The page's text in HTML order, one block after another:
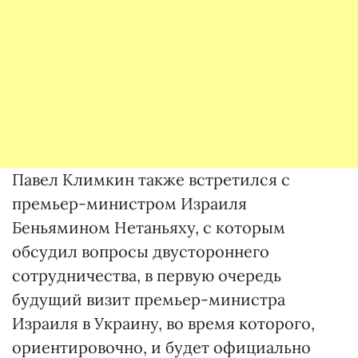
Павел Климкин также встретился с
премьер-министром Израиля
Беньямином Нетаньяху, с которым
обсудил вопросы двустороннего
сотрудничества, в первую очередь
будущий визит премьер-министра
Израиля в Украину, во время которого,
ориентировочно, и будет официально